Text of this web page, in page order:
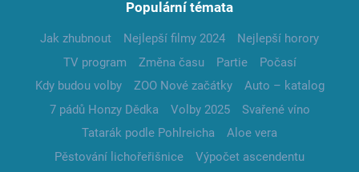
Populární témata
Jak zhubnout Nejlepší filmy 2024
Nejlepší horory
TV program
Změna času Partie
Počasí
Kdy budou volby
ZOO Nové začátky
Auto – katalog
7 pádů Honzy Dědka
Volby 2025
Svařené víno
Tatarák podle Pohlreicha
Aloe vera
Pěstování lichořeřišnice
Výpočet ascendentu